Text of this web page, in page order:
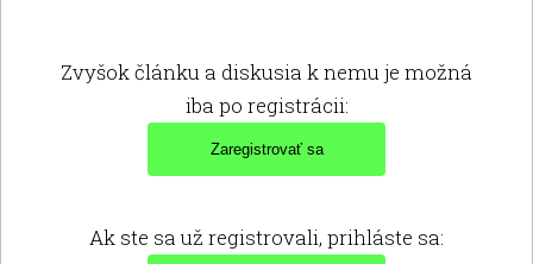
Zvyšok článku a diskusia k nemu je možná
iba po registrácii:
Ak ste sa už registrovali, prihláste sa: